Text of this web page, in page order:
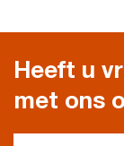
Heeft u
met ons